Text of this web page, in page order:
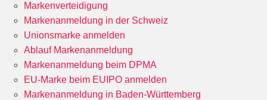
Markenverteidigung
Markenanmeldung in der Schweiz
Unionsmarke anmelden
Ablauf Markenanmeldung
Markenanmeldung beim DPMA
EU-Marke beim EUIPO anmelden
Markenanmeldung in Baden-Württemberg